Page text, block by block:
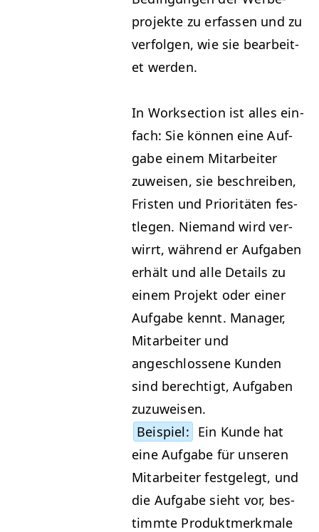
pro­jek­te zu erfassen und zu
ver­fol­gen, wie sie bear­beit­
et werden.
In Work­sec­tion ist alles ein­
fach: Sie kön­nen eine Auf­
gabe einem Mitar­beit­er
zuweisen, sie beschreiben,
Fris­ten und Pri­or­itäten fes­
tle­gen. Nie­mand wird ver­
wirrt, während er Auf­gaben
erhält und alle Details zu
einem Pro­jekt oder ein­er
Auf­gabe ken­nt. Man­ag­er,
Mitar­beit­er und
angeschlossene Kun­den
sind berechtigt, Auf­gaben
zuzuweisen.
Beispiel: Ein Kunde hat
eine Auf­gabe für unseren
Mitar­beit­er fest­gelegt, und
die Auf­gabe sieht vor, bes­
timmte Pro­duk­t­merk­male